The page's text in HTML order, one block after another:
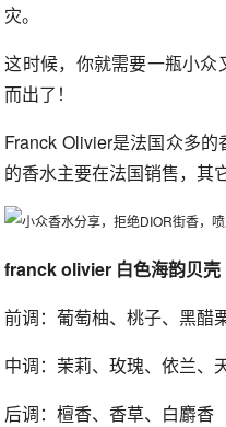
灾。
这时候，你就需要一瓶小
而出了！
Franck Olivier是法国众多
的香水主要在法国销售，其
franck olivier 白色海韵贝壳
前调：葡萄柚、桃子、黑醋
中调：茉莉、玫瑰、依兰、
后调：檀香、香草、白麝香